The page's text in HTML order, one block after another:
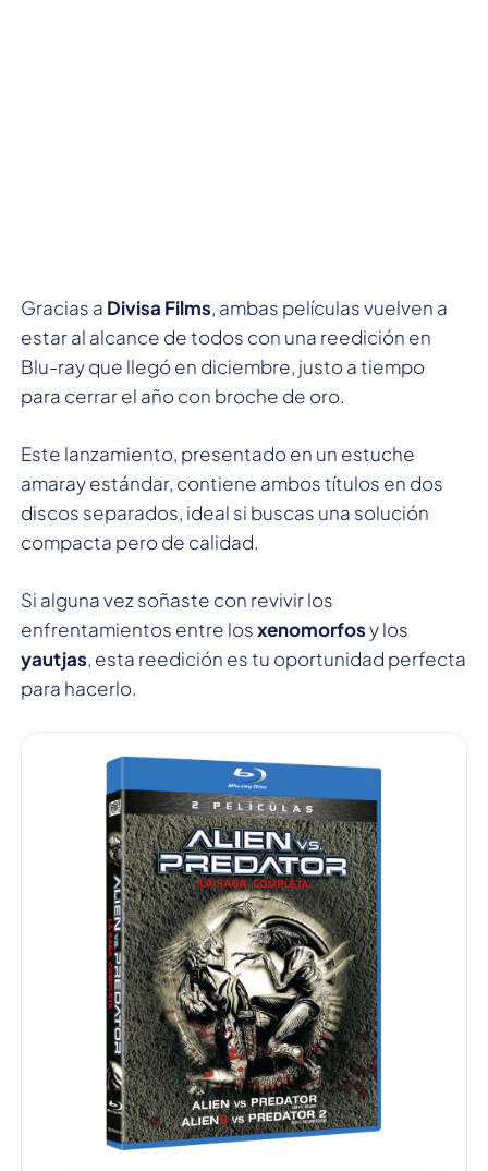
Gracias a Divisa Films, ambas películas vuelven a
estar al alcance de todos con una reedición en
Blu-ray que llegó en diciembre, justo a tiempo
para cerrar el año con broche de oro.
Este lanzamiento, presentado en un estuche
amaray estándar, contiene ambos títulos en dos
discos separados, ideal si buscas una solución
compacta pero de calidad.
Si alguna vez soñaste con revivir los
enfrentamientos entre losxenomorfosy los
yautjas, esta reedición es tu oportunidad perfecta
para hacerlo.